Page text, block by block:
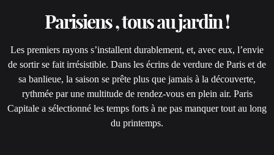
Parisiens, tous au jardin !
Les premiers rayons s’installent durablement, et, avec eux, l’envie
de sortir se fait irrésistible. Dans les écrins de verdure de Paris et de
sa banlieue, la saison se prête plus que jamais à la découverte,
rythmée par une multitude de rendez-vous en plein air. Paris
Capitale a sélectionné les temps forts à ne pas manquer tout au long
du printemps.